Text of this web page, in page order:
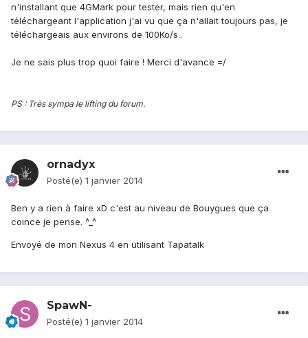
n'installant que 4GMark pour tester, mais rien qu'en
téléchargeant l'application j'ai vu que ça n'allait toujours pas, je
téléchargeais aux environs de 100Ko/s..
Je ne sais plus trop quoi faire ! Merci d'avance =/
PS : Très sympa le lifting du forum.
ornadyx
Posté(e) 1 janvier 2014
Ben y a rien à faire xD c'est au niveau de Bouygues que ça
coince je pense. ^_^
Envoyé de mon Nexus 4 en utilisant Tapatalk
SpawN-
Posté(e) 1 janvier 2014